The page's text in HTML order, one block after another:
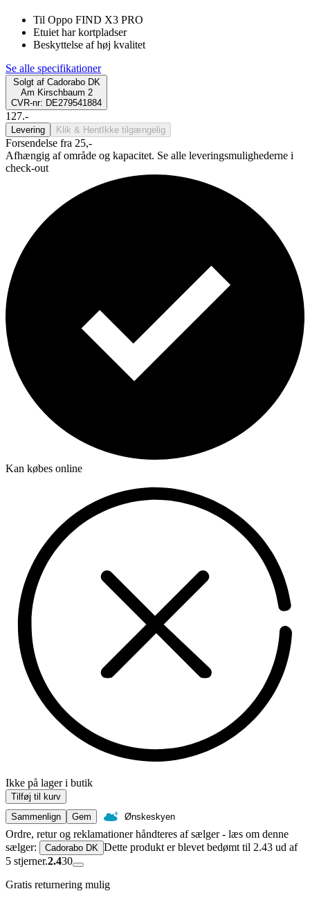
Til Oppo FIND X3 PRO
Etuiet har kortpladser
Beskyttelse af høj kvalitet
Se alle specifikationer
Solgt af Cadorabo DK
Am Kirschbaum 2
CVR-nr: DE279541884
127.-
Levering Klik & Hent Ikke tilgængelig
Forsendelse fra 25,-
Afhængig af område og kapacitet. Se alle leveringsmulighederne i
check-out
Kan købes online
Ikke på lager i butik
Tilføj til kurv
Sammenlign
Gem Ønskeskyen
Ordre, retur og reklamationer håndteres af sælger - læs om denne
sælger:
Cadorabo DK Dette produkt er blevet bedømt til 2.43 ud af
5 stjerner.2.430
Gratis returnering mulig